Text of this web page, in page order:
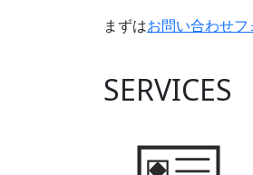
まずはお問い合わせフ
SERVICES